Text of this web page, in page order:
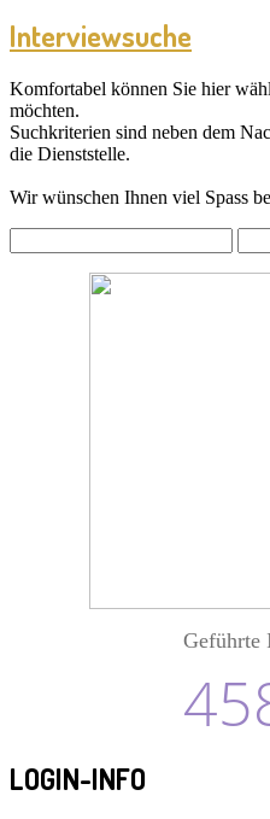
Interviewsuche
Komfortabel können Sie hier
möchten.
Suchkriterien sind neben dem
die Dienststelle.
Wir wünschen Ihnen viel Spass
Geführte
LOGIN-INFO